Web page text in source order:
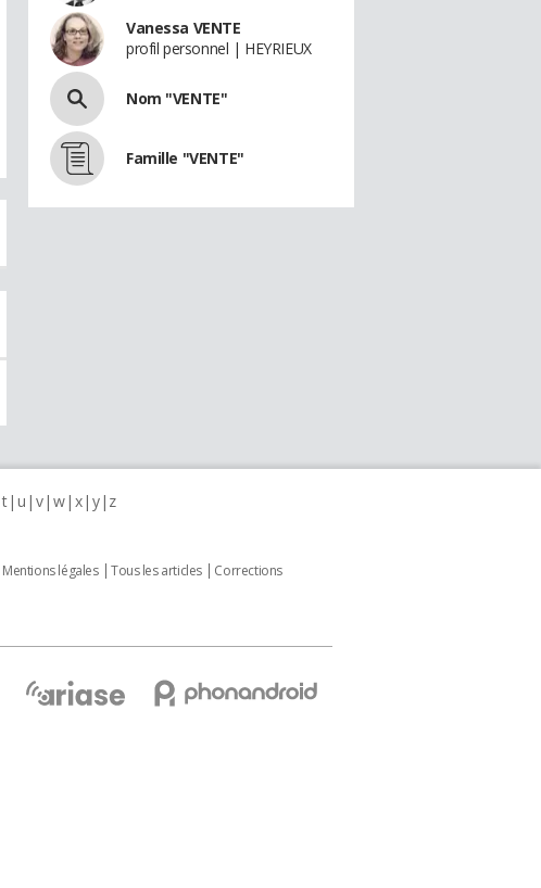
Vanessa VENTE
profil personnel | HEYRIEUX
Nom "VENTE"
Famille "VENTE"
t u v w x y z
Mentions légales Tous les articles
Corrections